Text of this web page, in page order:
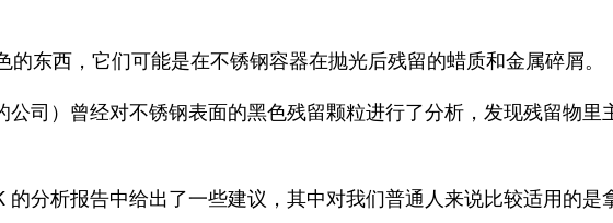
东西，它们可能是在不锈钢容器在抛光后残留的蜡质和金属碎屑。
司）曾经对不锈钢表面的黑色残留颗粒进行了分析，发现残留物
分析报告中给出了一些建议， 其中对我们普通人来说比较适用的